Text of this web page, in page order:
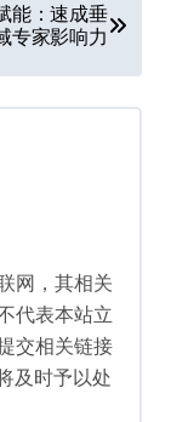
能：速成垂
专家影响力
网，其相关
代表本站立
交相关链接
及时予以处